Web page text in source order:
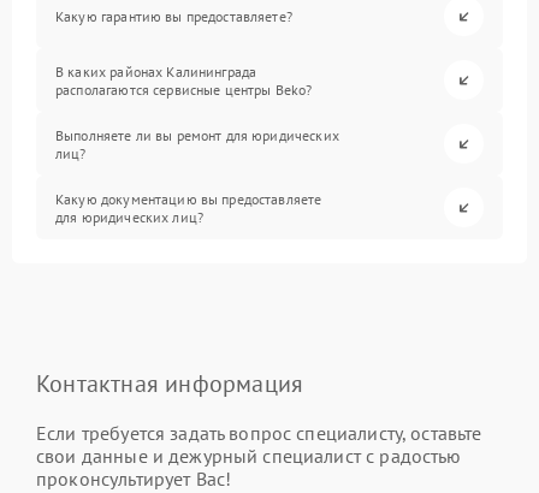
Какую гарантию вы предоставляете?
В каких районах Калининграда
располагаются сервисные центры Beko?
Выполняете ли вы ремонт для юридических
лиц?
Какую документацию вы предоставляете
для юридических лиц?
Контактная информация
Если требуется задать вопрос специалисту, оставьте
свои данные и дежурный специалист с радостью
проконсультирует Вас!